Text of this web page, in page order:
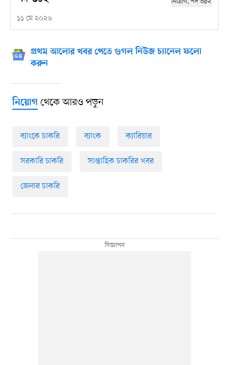
১১ মে ২০২৬
প্রথম আলোর খবর পেতে গুগল নিউজ চ্যানেল ফলো
করুন
নিয়োগথেকে আরও পড়ুন
ব্যাংকে চাকরি ব্যাংক ক্যারিয়ার
সরকারি চাকরি সাপ্তাহিক চাকরির খবর
জেলার চাকরি